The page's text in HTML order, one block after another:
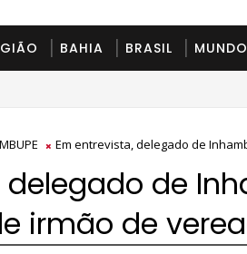
BAHIA BRASIL MUNDO
Em entrevista, delegado de
delegado de
irmão de